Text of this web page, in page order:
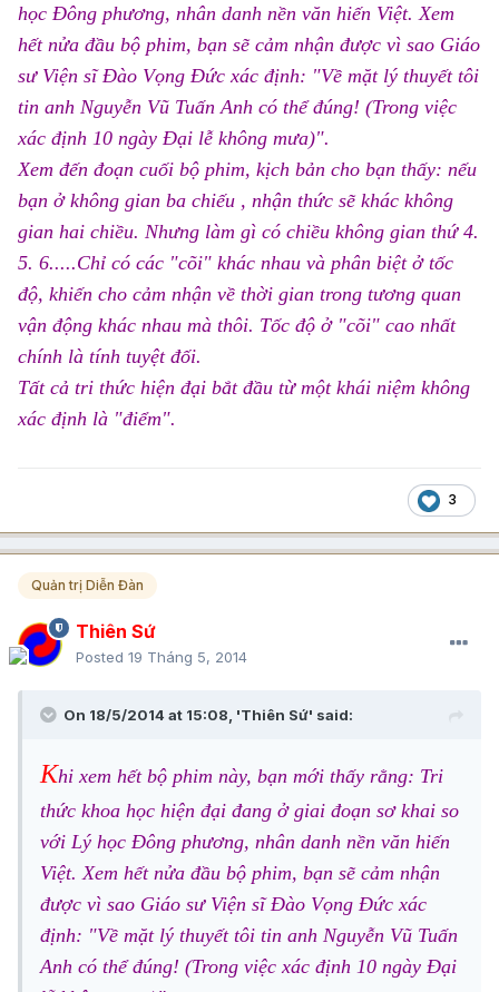
học Đông phương, nhân danh nền văn hiến Việt. Xem
hết nửa đầu bộ phim, bạn sẽ cảm nhận được vì sao Giáo
sư Viện sĩ Đào Vọng Đức xác định: "Về mặt lý thuyết tôi
tin anh Nguyễn Vũ Tuấn Anh có thể đúng! (Trong việc
xác định 10 ngày Đại lễ không mưa)".
Xem đến đoạn cuối bộ phim, kịch bản cho bạn thấy: nếu
bạn ở không gian ba chiếu , nhận thức sẽ khác không
gian hai chiều. Nhưng làm gì có chiều không gian thứ 4.
5. 6.....Chỉ có các "cõi" khác nhau và phân biệt ở tốc
độ, khiến cho cảm nhận về thời gian trong tương quan
vận động khác nhau mà thôi. Tốc độ ở "cõi" cao nhất
chính là tính tuyệt đối.
Tất cả tri thức hiện đại bắt đầu từ một khái niệm không
xác định là "điểm".
3
Quản trị Diễn Đàn
Thiên Sứ
Posted 19 Tháng 5, 2014
On 18/5/2014 at 15:08, 'Thiên Sứ' said:
Khi xem hết bộ phim này, bạn mới thấy rằng: Tri
thức khoa học hiện đại đang ở giai đoạn sơ khai so
với Lý học Đông phương, nhân danh nền văn hiến
Việt. Xem hết nửa đầu bộ phim, bạn sẽ cảm nhận
được vì sao Giáo sư Viện sĩ Đào Vọng Đức xác
định: "Về mặt lý thuyết tôi tin anh Nguyễn Vũ Tuấn
Anh có thể đúng! (Trong việc xác định 10 ngày Đại